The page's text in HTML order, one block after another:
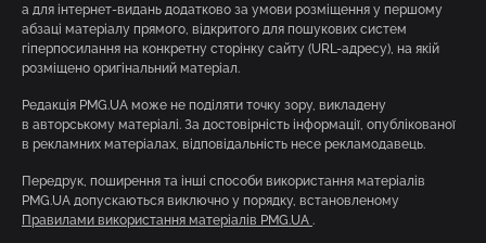
а для інтернет-видань додатково за умови розміщення у першому
абзаці матеріалу прямого, відкритого для пошукових систем
гіперпосилання на конкретну сторінку сайту (URL-адресу), на якій
розміщено оригінальний матеріал.
Редакція PMG.UA може не поділяти точку зору, викладену
в авторському матеріалі. За достовірність інформації, опублікованої
в рекламних матеріалах, відповідальність несе рекламодавець.
Передрук, поширення та інші способи використання матеріалів
PMG.UA допускаються виключно у порядку, встановленому
Правилами використання матеріалів PMG.UA .